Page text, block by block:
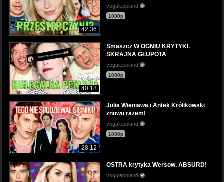
42:36
vogulepoland
1080p
40:18
Smaszcz W OGNIU KRYTYKI.
SKRAJNA GŁUPOTA
vogulepoland
1080p
28:12
Julia Wieniawa i Antek Królikowski
znowu razem!
vogulepoland
1080p
OSTRA krytyka Wersow. ABSURD!
vogulepoland